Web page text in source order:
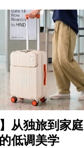
从独旅到家庭
低调美学